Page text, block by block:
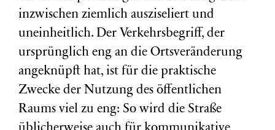
inzwischen ziemlich ausziseliert und
uneinheitlich. Der Verkehrsbegriff, der
ursprünglich eng an die Ortsveränderung
angeknüpft hat, ist für die praktische
Zwecke der Nutzung des öffentlichen
Raums viel zu eng: So wird die Straße